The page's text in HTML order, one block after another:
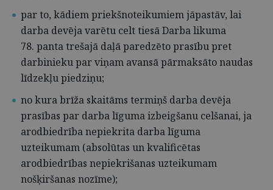
par to, kādiem priekšnoteikumiem jāpastāv, lai
darba devēja varētu celt tiesā Darba likuma
78. panta trešajā daļā paredzēto prasību pret
darbinieku par viņam avansā pārmaksāto naudas
līdzekļu piedziņu;
no kura brīža skaitāms termiņš darba devēja
prasības par darba līguma izbeigšanu celšanai, ja
arodbiedrība nepiekrita darba līguma
uzteikumam (absolūtas un kvalificētas
arodbiedrības nepiekrišanas uzteikumam
nošķiršanas nozīme);